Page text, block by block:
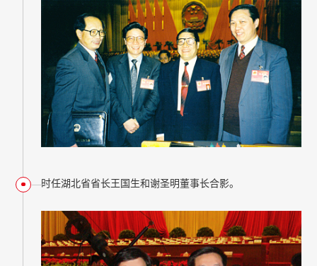
时任湖北省省长王国生和谢圣明董事长合影。